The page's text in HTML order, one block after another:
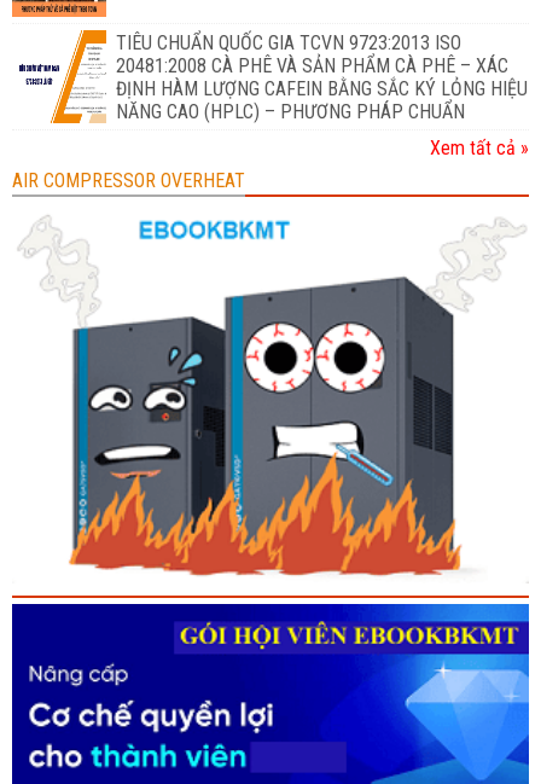
TIÊU CHUẨN QUỐC GIA TCVN 9723:2013 ISO
20481:2008 CÀ PHÊ VÀ SẢN PHẨM CÀ PHÊ – XÁC
ĐỊNH HÀM LƯỢNG CAFEIN BẰNG SẮC KÝ LỎNG HIỆU
NĂNG CAO (HPLC) – PHƯƠNG PHÁP CHUẨN
Xem tất cả »
AIR COMPRESSOR OVERHEAT